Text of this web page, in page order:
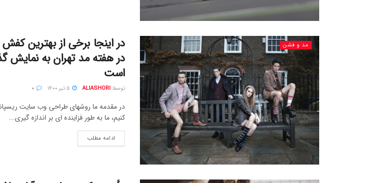
مد و فشن
در اینجا برخی از بهترین
در هفته مد تهران به نمایش
است
توسط ALIASHORI
در مقدمه ما روشهای طراحی وب سایت
کنیم، ما به طور فزاینده ای بر اندازه گیری...
ادامه مطلب